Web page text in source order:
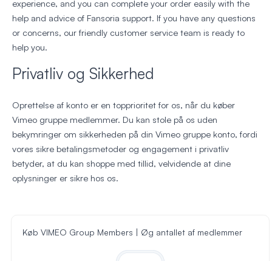
experience, and you can complete your order easily with the
help and advice of Fansoria support. If you have any questions
or concerns, our friendly customer service team is ready to
help you.
Privatliv og Sikkerhed
Oprettelse af konto er en topprioritet for os, når du køber
Vimeo gruppe medlemmer. Du kan stole på os uden
bekymringer om sikkerheden på din Vimeo gruppe konto, fordi
vores sikre betalingsmetoder og engagement i privatliv
betyder, at du kan shoppe med tillid, velvidende at dine
oplysninger er sikre hos os.
Køb VIMEO Group Members | Øg antallet af medlemmer